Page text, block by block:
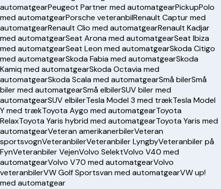
automatgearPeugeot Partner med automatgearPickupPolo
med automatgearPorsche veteranbilRenault Captur med
automatgearRenault Clio med automatgearRenault Kadjar
med automatgearSeat Arona med automatgearSeat Ibiza
med automatgearSeat Leon med automatgearSkoda Citigo
med automatgearSkoda Fabia med automatgearSkoda
Kamiq med automatgearSkoda Octavia med
automatgearSkoda Scala med automatgearSmå bilerSmå
biler med automatgearSmå elbilerSUV biler med
automatgearSUV elbilerTesla Model 3 med trækTesla Model
Y med trækToyota Aygo med automatgearToyota
RelaxToyota Yaris hybrid med automatgearToyota Yaris med
automatgearVeteran amerikanerbilerVeteran
sportsvognVeteranbilerVeteranbiler LyngbyVeteranbiler på
FynVeteranbiler VejenVolvo SelektVolvo V40 med
automatgearVolvo V70 med automatgearVolvo
veteranbilerVW Golf Sportsvan med automatgearVW up!
med automatgear